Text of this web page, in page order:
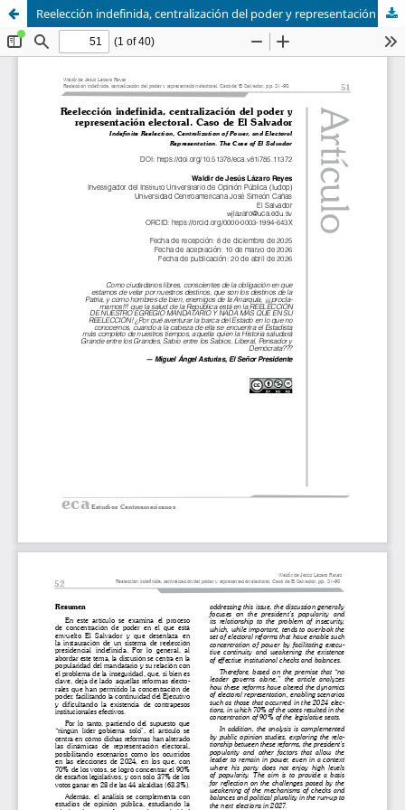
Reelección indefinida, centralización del poder y representación electoral. Caso de El Salvador